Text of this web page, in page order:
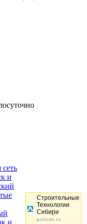
Строительные
Технологии
Сибири
pulscen.ru